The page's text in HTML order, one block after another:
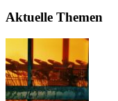
Aktuelle Themen